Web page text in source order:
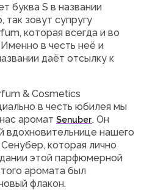
буква S в названии
зовут супругу
которая всегда и во
в честь неё и
даёт отсылку к
& Cosmetics
в честь юбилея мы
аромат Senuber. Он
вдохновительнице нашего
которая лично
этой парфюмерной
аромата был
флакон.